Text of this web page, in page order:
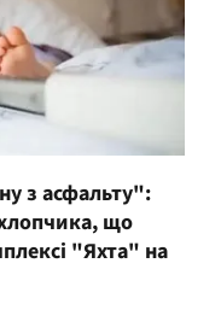
з асфальту":
що
"Яхта" на